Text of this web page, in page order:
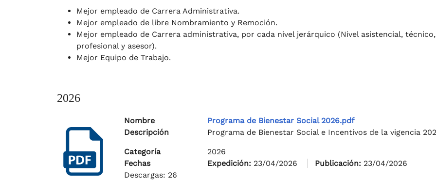
Mejor empleado de Carrera Administrativa.
Mejor empleado de libre Nombramiento y Remoción.
Mejor empleado de Carrera administrativa, por cada nivel jerárquico (Nivel asistencial, técnico,
profesional y asesor).
Mejor Equipo de Trabajo.
2026
Nombre
Programa de Bienestar Social 2026.pdf
Descripción
Programa de Bienestar Social e Incentivos de la vigencia
Categoría
2026
Fechas
Expedición: 23/04/2026 Publicación: 23/04/2026
Descargas: 26